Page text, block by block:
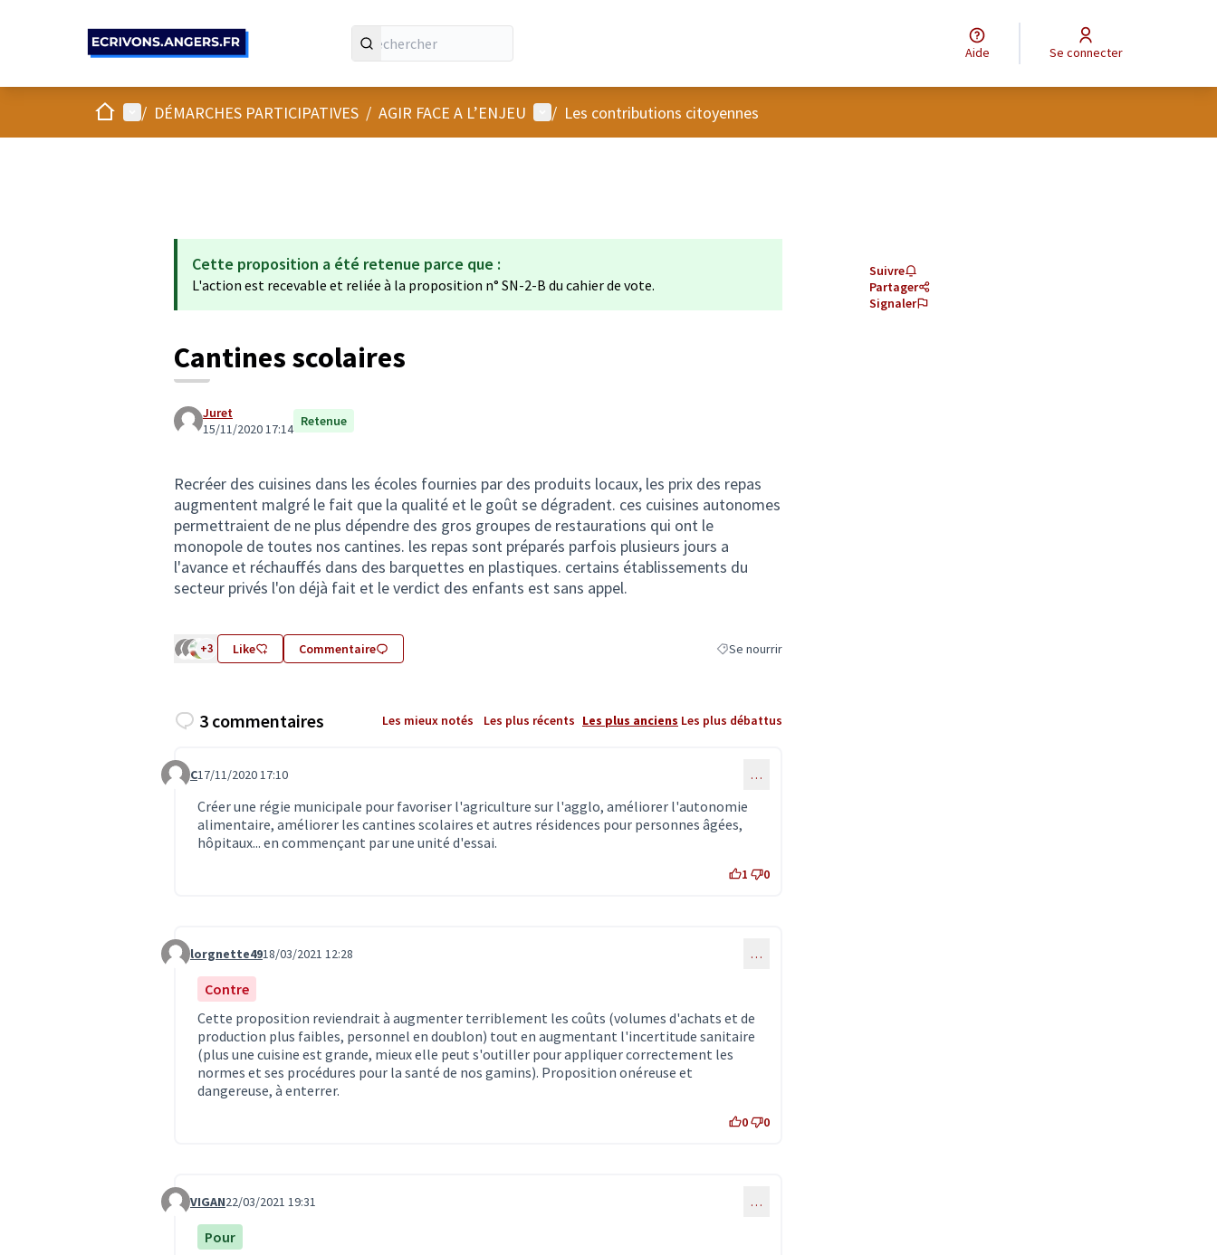
Aide Se connecter
AccueilMenu principal
/ DÉMARCHES PARTICIPATIVES / AGIR FACE A L’ENJEU Menu utilisateur
/ Les contributions citoyennes
Cette proposition a été retenue parce que :
L'action est recevable et reliée à la proposition n° SN-2-B du cahier de vote.
Cantines scolaires
Juret
15/11/2020 17:14 Retenue
Recréer des cuisines dans les écoles fournies par des produits locaux, les prix des repas
augmentent malgré le fait que la qualité et le goût se dégradent. ces cuisines autonomes
permettraient de ne plus dépendre des gros groupes de restaurations qui ont le
monopole de toutes nos cantines. les repas sont préparés parfois plusieurs jours a
l'avance et réchauffés dans des barquettes en plastiques. certains établissements du
secteur privés l'on déjà fait et le verdict des enfants est sans appel.
+3 Like Commentaire Filtrer les résultats de la catégorie : Se nourrir
Se nourrir
Suivre
Partager
Signaler
3 commentaires Les mieux notés Les plus récents Les plus anciens Les plus débattus
Commentaire 2221
C17/11/2020 17:10 …
Créer une régie municipale pour favoriser l'agriculture sur l'agglo, améliorer l'autonomie
alimentaire, améliorer les cantines scolaires et autres résidences pour personnes âgées,
hôpitaux... en commençant par une unité d'essai.
1 0
Commentaire 2797
lorgnette4918/03/2021 12:28 …
Contre
Cette proposition reviendrait à augmenter terriblement les coûts (volumes d'achats et de
production plus faibles, personnel en doublon) tout en augmentant l'incertitude sanitaire
(plus une cuisine est grande, mieux elle peut s'outiller pour appliquer correctement les
normes et ses procédures pour la santé de nos gamins). Proposition onéreuse et
dangereuse, à enterrer.
0 0
Commentaire 2990
VIGAN22/03/2021 19:31 …
Pour